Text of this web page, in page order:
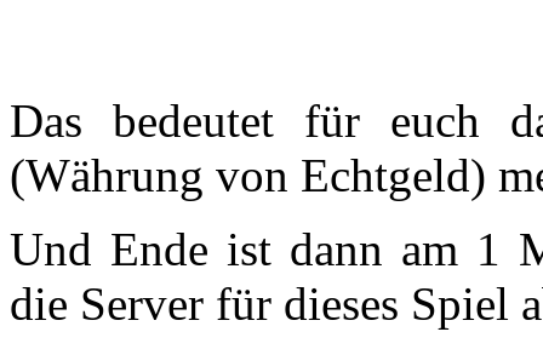
Das bedeutet für euch
(Währung von Echtgeld)
Und Ende ist dann am 1
die Server für dieses Spiel